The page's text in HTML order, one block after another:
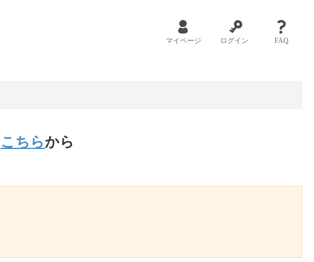
マイページ ログイン FAQ
こちらから